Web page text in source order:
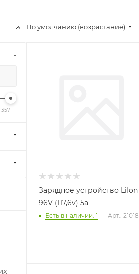
По умолчанию (возрастание)
Зарядное устройство LiIon
96V (117,6v) 5a
Есть в наличии: 1 Арт.: 21018
357